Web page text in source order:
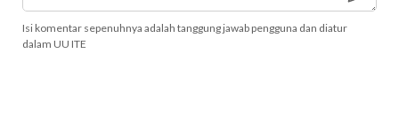
Isi komentar sepenuhnya adalah tanggung jawab pengguna dan diatur
dalam UU ITE